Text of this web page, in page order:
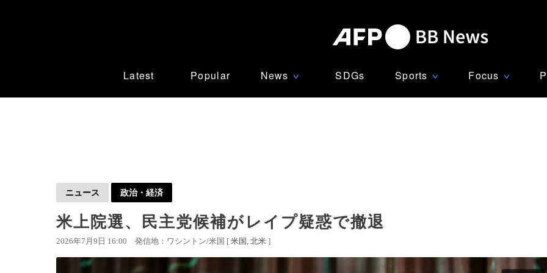
Latest Popular News ∨ SDGs Sports ∨ Focus ∨
ニュース 政治・経済
米上院選、民主党候補がレイプ疑惑で撤退
2026年7月9日 16:00 発信地：ワシントン/米国 [ 米国 北米 ]